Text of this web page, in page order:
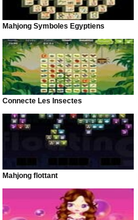
Mahjong Symboles Égyptiens
Connecte Les Insectes
Mahjong flottant